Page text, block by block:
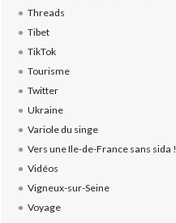
Threads
Tibet
TikTok
Tourisme
Twitter
Ukraine
Variole du singe
Vers une Ile-de-France sans sida !
Vidéos
Vigneux-sur-Seine
Voyage